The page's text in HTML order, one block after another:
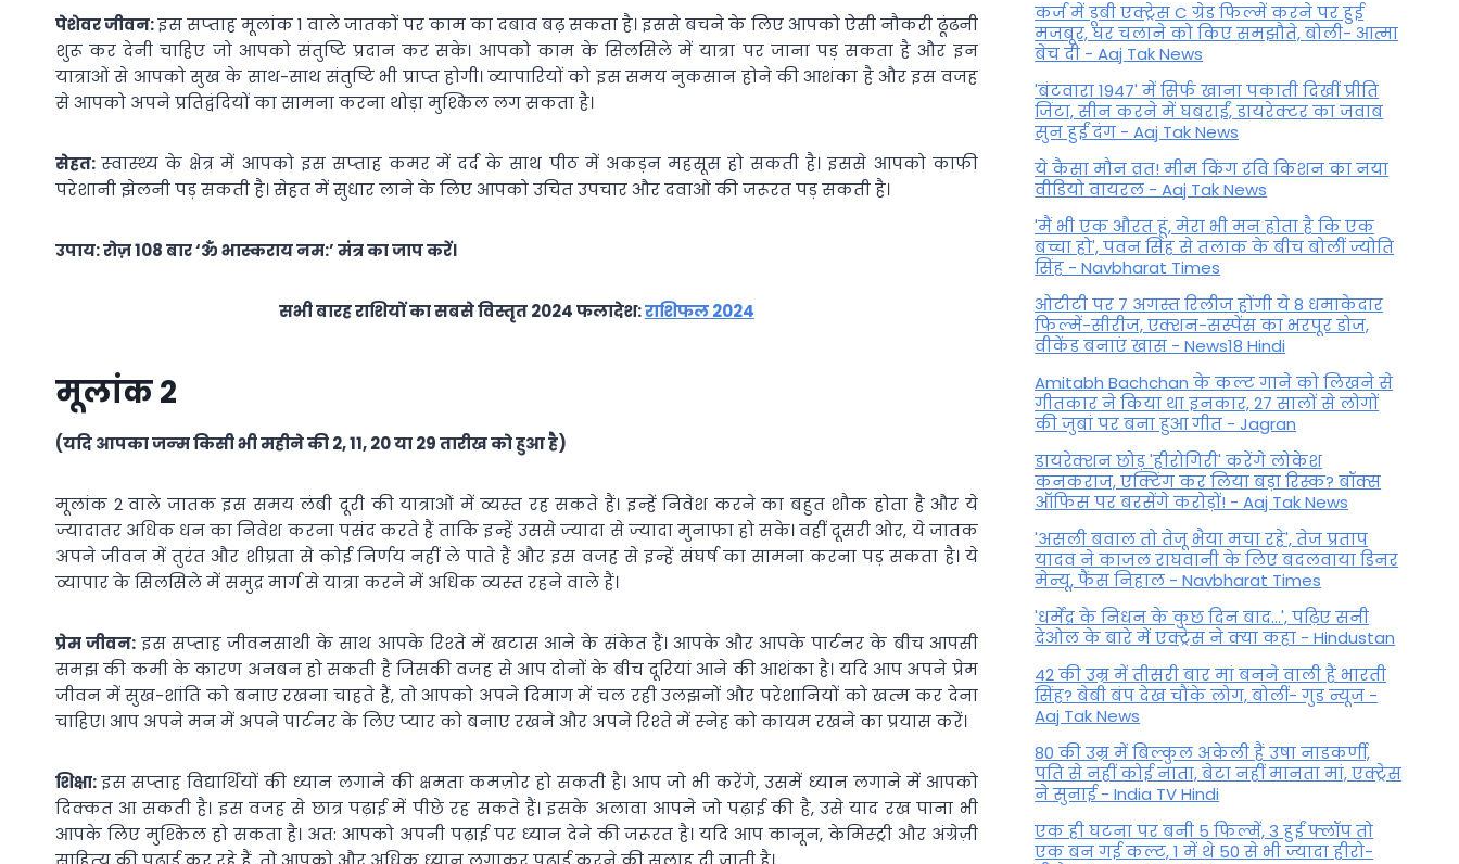
पेशेवर जीवन:इस सप्‍ताह मूलांक 1 वाले जातकों पर काम का दबाव बढ़ सकता है। इससे बचने के लिए आपको ऐसी नौकरी ढूंढनी
शुरू कर देनी चाहिए जो आपको संतुष्टि प्रदान कर सके। आपको काम के सिलसिले में यात्रा पर जाना पड़ सकता है और इन
यात्राओं से आपको सुख के साथ-साथ संतुष्टि भी प्राप्‍त होगी। व्‍यापारियों को इस समय नुकसान होने की आशंका है और इस वजह
से आपको अपने प्रतिद्वंदियों का सामना करना थोड़ा मुश्किल लग सकता है।
सेहत:स्‍वास्‍थ्‍य के क्षेत्र में आपको इस सप्‍ताह कमर में दर्द के साथ पीठ में अकड़न महसूस हो सकती है। इससे आपको काफी
परेशानी झेलनी पड़ सकती है। सेहत में सुधार लाने के लिए आपको उचित उपचार और दवाओं की जरूरत पड़ सकती है।
उपाय: रोज़ 108 बार ‘ॐ भास्‍कराय नम:’ मंत्र का जाप करें।
सभी बारह राशियों का सबसे विस्तृत 2024 फलादेश:राशिफल 2024
मूलांक 2
(यदि आपका जन्‍म किसी भी महीने की 2, 11, 20 या 29 तारीख को हुआ है)
मूलांक 2 वाले जातक इस समय लंबी दूरी की यात्राओं में व्‍यस्‍त रह सकते हैं। इन्‍हें निवेश करने का बहुत शौक होता है और ये
ज्‍यादातर अधिक धन का निवेश करना पसंद करते हैं ताकि इन्‍हें उससे ज्‍यादा से ज्‍यादा मुनाफा हो सके। वहीं दूसरी ओर, ये जातक
अपने जीवन में तुरंत और शीघ्रता से कोई निर्णय नहीं ले पाते हैं और इस वजह से इन्‍हें संघर्ष का सामना करना पड़ सकता है। ये
व्‍यापार के सिलसिले में समुद्र मार्ग से यात्रा करने में अधिक व्‍यस्‍त रहने वाले हैं।
प्रेम जीवन: इस सप्‍ताह जीवनसाथी के साथ आपके रिश्‍ते में खटास आने के संकेत हैं। आपके और आपके पार्टनर के बीच आपसी
समझ की कमी के कारण अनबन हो सकती है जिसकी वजह से आप दोनों के बीच दूरियां आने की आशंका है। यदि आप अपने प्रेम
जीवन में सुख-शांति को बनाए रखना चाहते हैं, तो आपको अपने दिमाग में चल रही उलझनों और परेशानियों को खत्‍म कर देना
चाहिए। आप अपने मन में अपने पार्टनर के लिए प्‍यार को बनाए रखने और अपने रिश्‍ते में स्‍नेह को कायम रखने का प्रयास करें।
शिक्षा:इस सप्‍ताह विद्यार्थियों की ध्‍यान लगाने की क्षमता कमज़ोर हो सकती है। आप जो भी करेंगे, उसमें ध्‍यान लगाने में आपको
दिक्‍कत आ सकती है। इस वजह से छात्र पढ़ाई में पीछे रह सकते हैं। इसके अलावा आपने जो पढ़ाई की है, उसे याद रख पाना भी
आपके लिए मुश्किल हो सकता है। अत: आपको अपनी पढ़ाई पर ध्‍यान देने की जरूरत है। यदि आप कानून, केमिस्‍ट्री और अंग्रेज़ी
कर्ज में डूबी एक्ट्रेस C ग्रेड फिल्में करने पर हुई
मजबूर, घर चलाने को किए समझौते, बोली- आत्मा
बेच दी - Aaj Tak News
'बंटवारा 1947' में सिर्फ खाना पकाती दिखीं प्रीति
जिंटा, सीन करने में घबराईं, डायरेक्टर का जवाब
सुन हुईं दंग - Aaj Tak News
ये कैसा मौन व्रत! मीम किंग रवि किशन का नया
वीडियो वायरल - Aaj Tak News
'मैं भी एक औरत हूं, मेरा भी मन होता है कि एक
बच्चा हो', पवन सिंह से तलाक के बीच बोलीं ज्योति
सिंह - Navbharat Times
ओटीटी पर 7 अगस्त रिलीज होंगी ये 8 धमाकेदार
फिल्में-सीरीज, एक्शन-सस्पेंस का भरपूर डोज,
वीकेंड बनाएं खास - News18 Hindi
Amitabh Bachchan के कल्ट गाने को लिखने से
गीतकार ने किया था इनकार, 27 सालों से लोगों
की जुबां पर बना हुआ गीत - Jagran
डायरेक्शन छोड़ 'हीरोगिरी' करेंगे लोकेश
कनकराज, एक्टिंग कर लिया बड़ा रिस्क? बॉक्स
ऑफिस पर बरसेंगे करोड़ों! - Aaj Tak News
'असली बवाल तो तेजू भैया मचा रहे', तेज प्रताप
यादव ने काजल राघवानी के लिए बदलवाया डिनर
मेन्यू, फैंस न‍िहाल - Navbharat Times
'धर्मेंद्र के निधन के कुछ दिन बाद...', पढ़िए सनी
देओल के बारे में एक्ट्रेस ने क्या कहा - Hindustan
42 की उम्र में तीसरी बार मां बनने वाली हैं भारती
सिंह? बेबी बंप देख चौंके लोग, बोलीं- गुड न्यूज -
Aaj Tak News
80 की उम्र में बिल्कुल अकेली हैं उषा नाडकर्णी,
पति से नहीं कोई नाता, बेटा नहीं मानता मां, एक्ट्रेस
ने सुनाई - India TV Hindi
एक ही घटना पर बनी 5 फिल्में, 3 हुईं फ्लॉप तो
एक बन गई कल्ट, 1 में थे 50 से भी ज्यादा हीरो-